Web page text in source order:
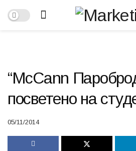
“McCann
посветено на
05/11/2014